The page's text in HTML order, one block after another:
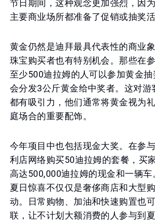
节日期间，这种观念更加强烈，因
主要商业场所都准备了促销或抽奖活
黄金仍然是迪拜最具代表性的商业
珠宝购买者也有特别机会。那些在
至少500迪拉姆的人可以参加黄金
会分发3公斤黄金给中奖者。这对游
都有吸引力，他们通常将黄金视为
庭场合的重要配饰。
今年项目中也包括现金大奖。在参
利店网络购买50迪拉姆的套餐，买
高达500,000迪拉姆的现金和一辆
夏日惊喜不仅仅是奢侈商店和大型
动。日常购物、加油和快速购置也
联，让不计划大额消费的人参与到